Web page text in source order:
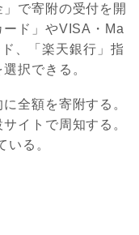
で寄附の受付を開
ド」やVISA・Ma
、「楽天銀行」指
択できる。
全額を寄附する。
イトで周知する。
る。